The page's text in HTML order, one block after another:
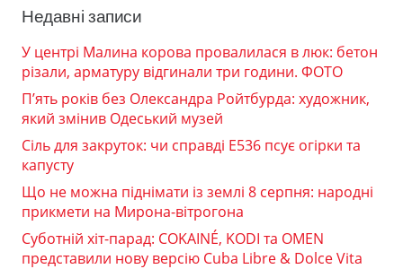
Недавні записи
У центрі Малина корова провалилася в люк: бетон
різали, арматуру відгинали три години. ФОТО
П’ять років без Олександра Ройтбурда: художник,
який змінив Одеський музей
Сіль для закруток: чи справді Е536 псує огірки та
капусту
Що не можна піднімати із землі 8 серпня: народні
прикмети на Мирона-вітрогона
Суботній хіт-парад: COKAINÉ, KODI та OMEN
представили нову версію Cuba Libre & Dolce Vita